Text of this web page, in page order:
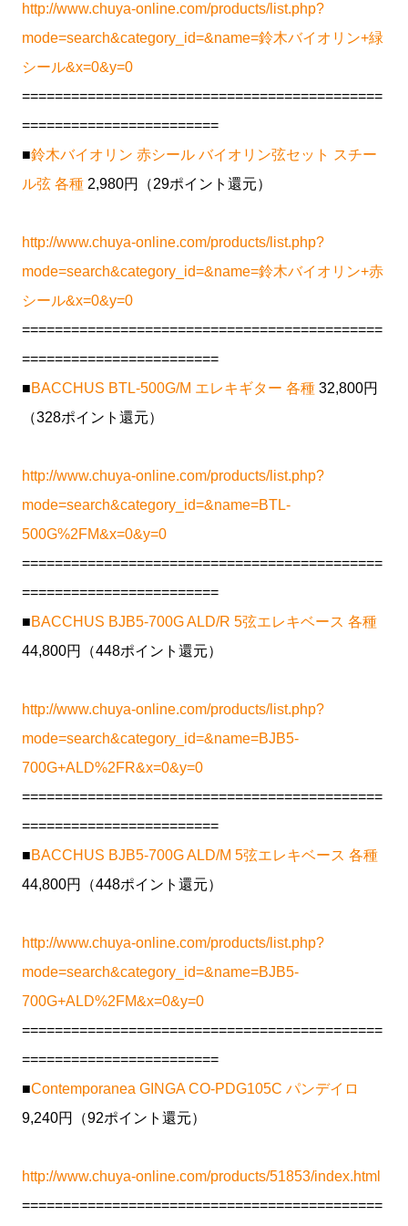
http://www.chuya-online.com/products/list.php?
mode=search&category_id=&name=鈴木バイオリン+緑
シール&x=0&y=0
============================================
========================
■鈴木バイオリン 赤シール バイオリン弦セット スチー
ル弦 各種 2,980円（29ポイント還元）
http://www.chuya-online.com/products/list.php?
mode=search&category_id=&name=鈴木バイオリン+赤
シール&x=0&y=0
============================================
========================
■BACCHUS BTL-500G/M エレキギター 各種 32,800円
（328ポイント還元）
http://www.chuya-online.com/products/list.php?
mode=search&category_id=&name=BTL-
500G%2FM&x=0&y=0
============================================
========================
■BACCHUS BJB5-700G ALD/R 5弦エレキベース 各種
44,800円（448ポイント還元）
http://www.chuya-online.com/products/list.php?
mode=search&category_id=&name=BJB5-
700G+ALD%2FR&x=0&y=0
============================================
========================
■BACCHUS BJB5-700G ALD/M 5弦エレキベース 各種
44,800円（448ポイント還元）
http://www.chuya-online.com/products/list.php?
mode=search&category_id=&name=BJB5-
700G+ALD%2FM&x=0&y=0
============================================
========================
■Contemporanea GINGA CO-PDG105C パンデイロ
9,240円（92ポイント還元）
http://www.chuya-online.com/products/51853/index.html
============================================